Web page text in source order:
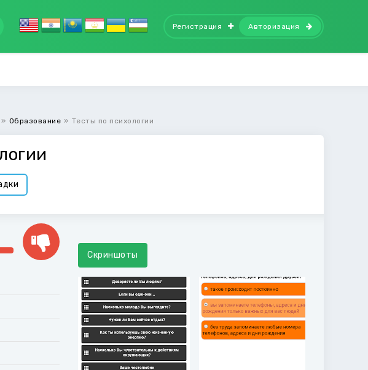
Регистрация Авторизация
» Образование » Тесты по психологии
Скриншоты